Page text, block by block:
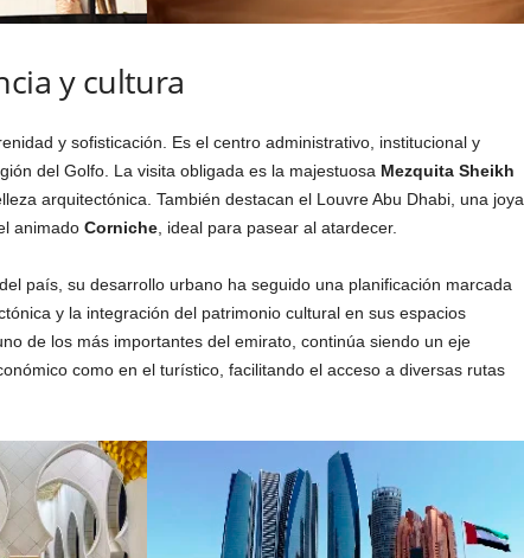
y cultura
y sofisticación. Es el centro administrativo, institucional y
del Golfo. La visita obligada es la majestuosa Mezquita Sheikh
arquitectónica. También destacan el Louvre Abu Dhabi, una joya
animado Corniche, ideal para pasear al atardecer.
país, su desarrollo urbano ha seguido una planificación marcada
y la integración del patrimonio cultural en sus espacios
de los más importantes del emirato, continúa siendo un eje
como en el turístico, facilitando el acceso a diversas rutas